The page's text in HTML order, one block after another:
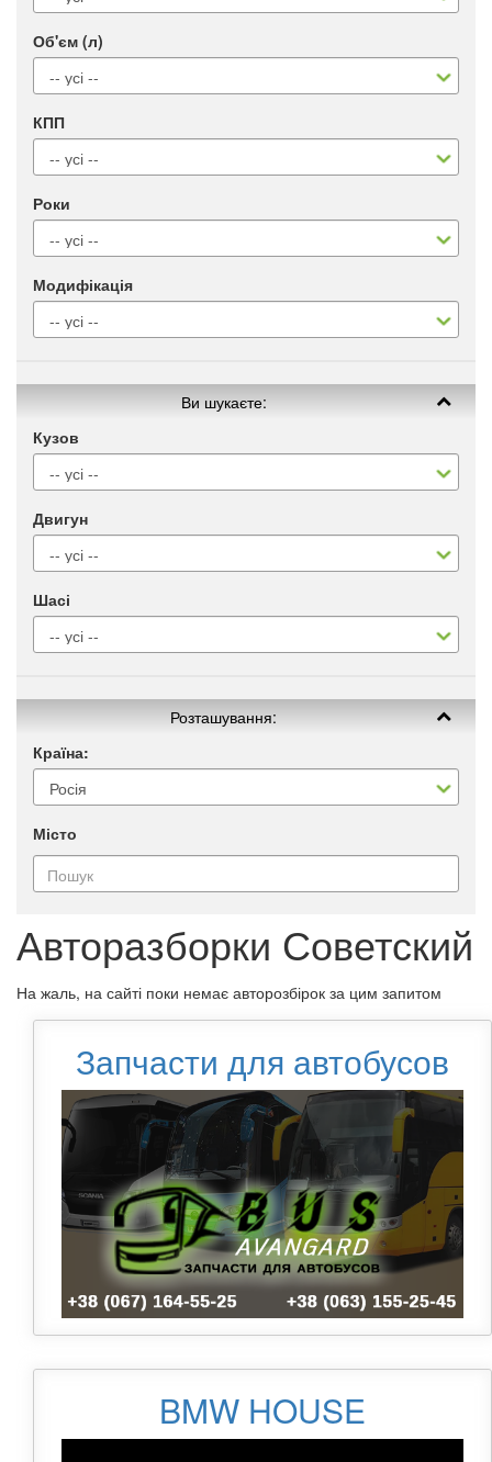
Об'єм (л)
КПП
Роки
Модифікація
Ви шукаєте:
Кузов
Двигун
Шасі
Розташування:
Країна:
Місто
Авторазборки Советский
На жаль, на сайті поки немає авторозбірок за цим запитом
Запчасти для автобусов
BMW HOUSE